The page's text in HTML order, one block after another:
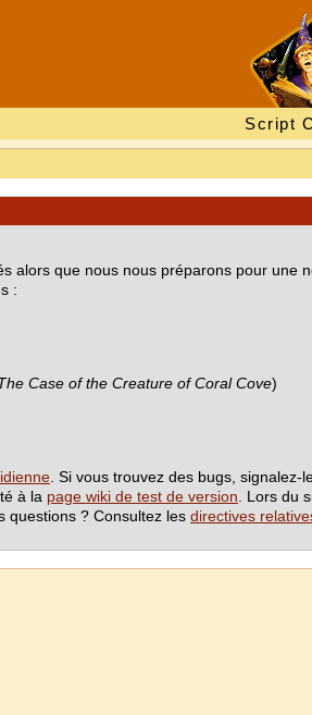
Script
alors que nous nous préparons pour une
:
Case of the Creature of Coral Cove)
. Si vous trouvez des bugs, signalez-
à la page wiki de test de version . Lors du
questions ? Consultez les directives